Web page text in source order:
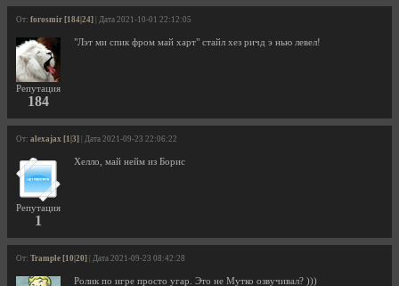
От: forosmir [184|24] | Дата 2021-10-01 22:12:05
Репутация
184
"Лэт ми спик фром май харт" стайл хез ричд э нью левел!
От: alexajax [1|3] | Дата 2021-09-23 22:06:22
Репутация
1
Хелло, май нейм из Борис
От: Trample [10|20] | Дата 2021-09-23 08:42:28
Ролик по игре просто угар. Это не Мутко озвучивал? )))